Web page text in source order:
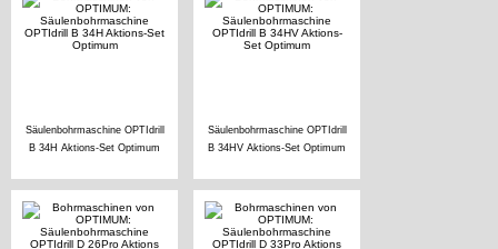
Säulenbohrmaschine OPTIdrill
B 34H Aktions-Set Optimum
Säulenbohrmaschine OPTIdrill
B 34HV Aktions-Set Optimum